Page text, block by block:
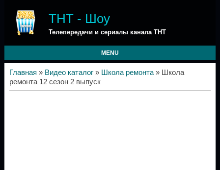
ТНТ - Шоу
Телепередачи и сериалы канала ТНТ
MENU
Главная » Видео каталог» Школа ремонта» Школа
ремонта 12 сезон 2 выпуск